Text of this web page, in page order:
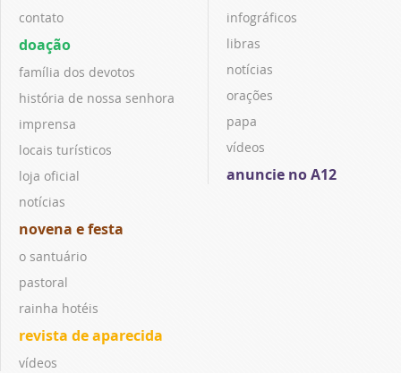
contato
doação
família dos devotos
história de nossa senhora
imprensa
locais turísticos
loja oficial
notícias
novena e festa
o santuário
pastoral
rainha hotéis
revista de aparecida
vídeos
infográficos
libras
notícias
orações
papa
vídeos
anuncie no A12